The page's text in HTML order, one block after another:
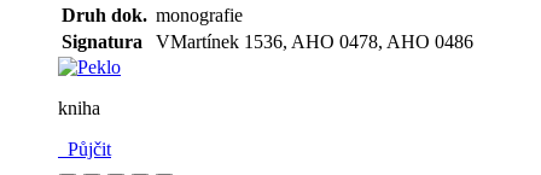
Druh dok. monografie
Signatura
VMartínek 1536, AHO 0478, AHO 0486
kniha
Půjčit